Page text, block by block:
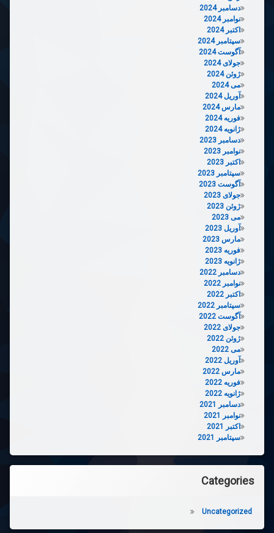
دسامبر 2024
نوامبر 2024
اکتبر 2024
سپتامبر 2024
آگوست 2024
جولای 2024
ژوئن 2024
می 2024
آوریل 2024
مارس 2024
فوریه 2024
ژانویه 2024
دسامبر 2023
نوامبر 2023
اکتبر 2023
سپتامبر 2023
آگوست 2023
جولای 2023
ژوئن 2023
می 2023
آوریل 2023
مارس 2023
فوریه 2023
ژانویه 2023
دسامبر 2022
نوامبر 2022
اکتبر 2022
سپتامبر 2022
آگوست 2022
جولای 2022
ژوئن 2022
می 2022
آوریل 2022
مارس 2022
فوریه 2022
ژانویه 2022
دسامبر 2021
نوامبر 2021
اکتبر 2021
سپتامبر 2021
Categories
Uncategorized